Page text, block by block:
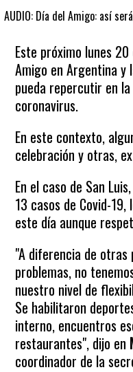
AUDIO: Día del Amigo: así
Este próximo lunes
Amigo en Argentina y
pueda repercutir en
coronavirus.
En este contexto,
celebración y otras,
En el caso de San
13 casos de Covid-
este día aunque
"A diferencia de otras
problemas, no
nuestro nivel de
Se habilitaron
interno, encuentros
restaurantes", dijo en
coordinador de la